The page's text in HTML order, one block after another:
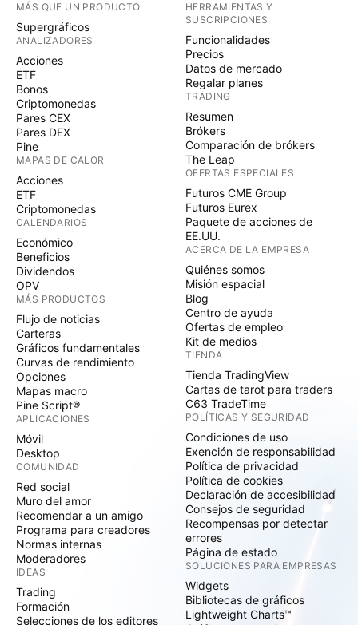
MÁS QUE UN PRODUCTO
Supergráficos
ANALIZADORES
Acciones
ETF
Bonos
Criptomonedas
Pares CEX
Pares DEX
Pine
MAPAS DE CALOR
Acciones
ETF
Criptomonedas
CALENDARIOS
Económico
Beneficios
Dividendos
OPV
MÁS PRODUCTOS
Flujo de noticias
Carteras
Gráficos fundamentales
Curvas de rendimiento
Opciones
Mapas macro
Pine Script®
APLICACIONES
Móvil
Desktop
COMUNIDAD
Red social
Muro del amor
Recomendar a un amigo
Programa para creadores
Normas internas
Moderadores
IDEAS
Trading
Formación
Selecciones de los editores
HERRAMIENTAS Y
SUSCRIPCIONES
Funcionalidades
Precios
Datos de mercado
Regalar planes
TRADING
Resumen
Brókers
Comparación de brókers
The Leap
OFERTAS ESPECIALES
Futuros CME Group
Futuros Eurex
Paquete de acciones de
EE.UU.
ACERCA DE LA EMPRESA
Quiénes somos
Misión espacial
Blog
Centro de ayuda
Ofertas de empleo
Kit de medios
TIENDA
Tienda TradingView
Cartas de tarot para traders
C63 TradeTime
POLÍTICAS Y SEGURIDAD
Condiciones de uso
Exención de responsabilidad
Política de privacidad
Política de cookies
Declaración de accesibilidad
Consejos de seguridad
Recompensas por detectar
errores
Página de estado
SOLUCIONES PARA EMPRESAS
Widgets
Bibliotecas de gráficos
Lightweight Charts™